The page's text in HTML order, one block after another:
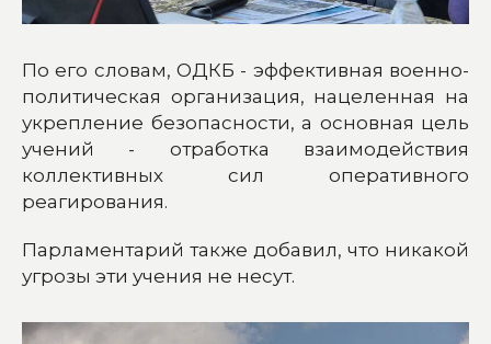
По его словам, ОДКБ - эффективная военно-
политическая организация, нацеленная на
укрепление безопасности, а основная цель
учений - отработка взаимодействия
коллективных сил оперативного
реагирования.
Парламентарий также добавил, что никакой
угрозы эти учения не несут.